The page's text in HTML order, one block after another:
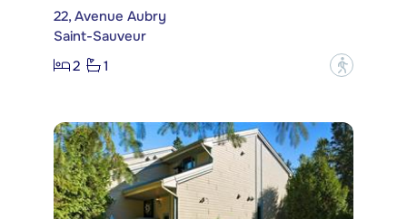
22, Avenue Aubry
Saint-Sauveur
2
1 ?